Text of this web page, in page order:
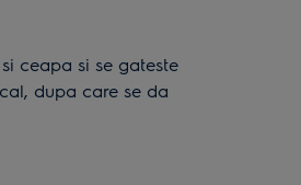
dupa care se da